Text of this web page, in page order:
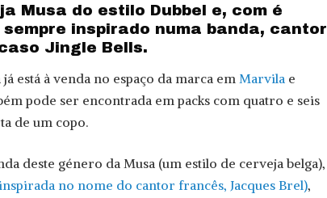
Musa do estilo Dubbel e, com é
inspirado numa banda, cantor
Jingle Bells.
está à venda no espaço da marca em Marvila e
pode ser encontrada em packs com quatro e seis
de um copo.
deste género da Musa (um estilo de cerveja belga),
no nome do cantor francês, Jacques Brel),